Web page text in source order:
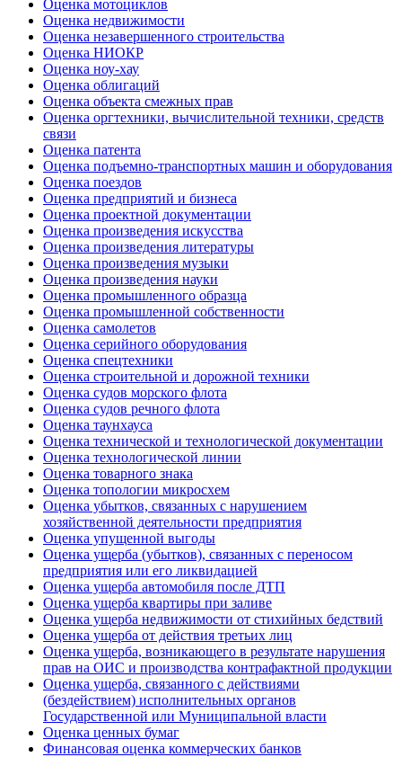
Оценка мотоциклов
Оценка недвижимости
Оценка незавершенного строительства
Оценка НИОКР
Оценка ноу-хау
Оценка облигаций
Оценка объекта смежных прав
Оценка оргтехники, вычислительной техники, средств
связи
Оценка патента
Оценка подъемно-транспортных машин и оборудования
Оценка поездов
Оценка предприятий и бизнеса
Оценка проектной документации
Оценка произведения искусства
Оценка произведения литературы
Оценка произведения музыки
Оценка произведения науки
Оценка промышленного образца
Оценка промышленной собственности
Оценка самолетов
Оценка серийного оборудования
Оценка спецтехники
Оценка строительной и дорожной техники
Оценка судов морского флота
Оценка судов речного флота
Оценка таунхауса
Оценка технической и технологической документации
Оценка технологической линии
Оценка товарного знака
Оценка топологии микросхем
Оценка убытков, связанных с нарушением
хозяйственной деятельности предприятия
Оценка упущенной выгоды
Оценка ущерба (убытков), связанных с переносом
предприятия или его ликвидацией
Оценка ущерба автомобиля после ДТП
Оценка ущерба квартиры при заливе
Оценка ущерба недвижимости от стихийных бедствий
Оценка ущерба от действия третьих лиц
Оценка ущерба, возникающего в результате нарушения
прав на ОИС и производства контрафактной продукции
Оценка ущерба, связанного с действиями
(бездействием) исполнительных органов
Государственной или Муниципальной власти
Оценка ценных бумаг
Финансовая оценка коммерческих банков